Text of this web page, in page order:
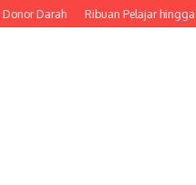
Ribuan Pelajar hingga TNI